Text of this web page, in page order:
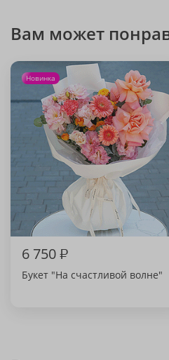
Вам может
Новинка
6 750₽
Букет "На счастливой волне"